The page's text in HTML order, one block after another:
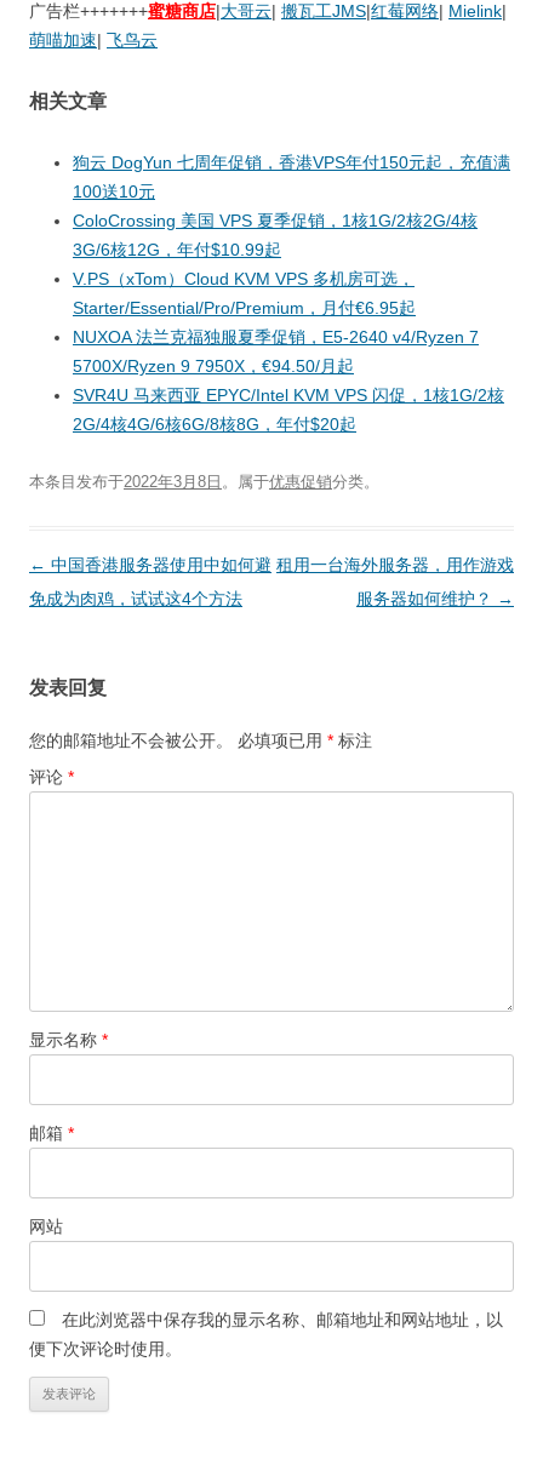
广告栏+++++++蜜糖商店|大哥云| 搬瓦工JMS|红莓网络| Mielink|
萌喵加速| 飞鸟云
相关文章
狗云 DogYun 七周年促销，香港VPS年付150元起，充值满
100送10元
ColoCrossing 美国 VPS 夏季促销，1核1G/2核2G/4核
3G/6核12G，年付$10.99起
V.PS（xTom）Cloud KVM VPS 多机房可选，
Starter/Essential/Pro/Premium，月付€6.95起
NUXOA 法兰克福独服夏季促销，E5-2640 v4/Ryzen 7
5700X/Ryzen 9 7950X，€94.50/月起
SVR4U 马来西亚 EPYC/Intel KVM VPS 闪促，1核1G/2核
2G/4核4G/6核6G/8核8G，年付$20起
本条目发布于2022年3月8日 。属于优惠促销分类。
文
章
← 中国香港服务器使用中如何避
免成为肉鸡，试试这4个方法
租用一台海外服务器，用作游戏
服务器如何维护？ →
发表回复
您的邮箱地址不会被公开。 必填项已用 * 标注
评论 *
显示名称 *
邮箱 *
网站
在此浏览器中保存我的显示名称、邮箱地址和网站地址，以
便下次评论时使用。